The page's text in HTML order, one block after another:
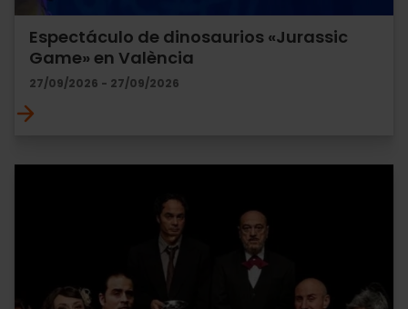
Espectáculo de dinosaurios «Jurassic
Game» en València
27/09/2026 - 27/09/2026